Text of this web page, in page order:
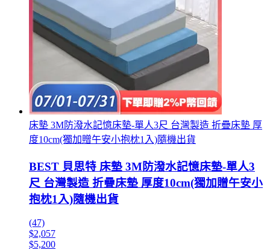
床墊 3M防潑水記憶床墊-單人3尺 台灣製造 折疊床墊 厚
度10cm(獨加贈午安小抱枕1入)隨機出貨
BEST 貝思特 床墊 3M防潑水記憶床墊-單人3
尺 台灣製造 折疊床墊 厚度10cm(獨加贈午安小
抱枕1入)隨機出貨
(47)
$2,057
$5,200